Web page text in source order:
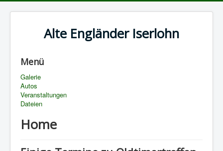
Alte Engländer Iserlohn
Menü
Galerie
Autos
Veranstaltungen
Dateien
Home